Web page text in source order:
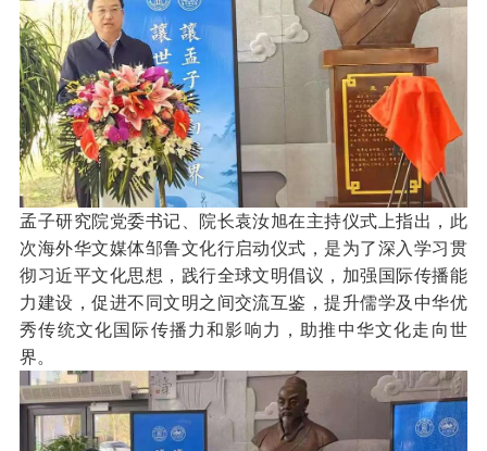
孟子研究院党委书记、院长袁汝旭在主持仪式上指出，此
次海外华文媒体邹鲁文化行启动仪式，是为了深入学习贯
彻习近平文化思想，践行全球文明倡议，加强国际传播能
力建设，促进不同文明之间交流互鉴，提升儒学及中华优
秀传统文化国际传播力和影响力，助推中华文化走向世
界。